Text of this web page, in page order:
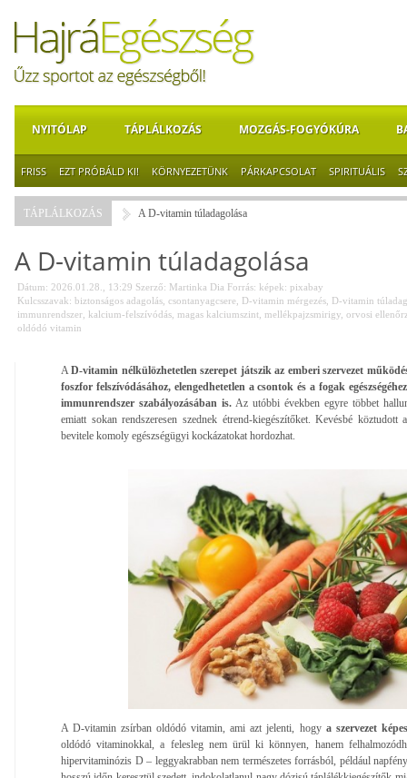
NYITÓLAP TÁPLÁLKOZÁS MOZGÁS-FOGYÓKÚRA
FRISS EZT PRÓBÁLD KI! KÖRNYEZETÜNK PÁRKAPCSOLAT SPIRITUÁLIS
TÁPLÁLKOZÁS A D-vitamin túladagolása
A D-vitamin túladagolása
Dátum: 2026.01.28., 13:29 Szerző: Martinka Dia Forrás: képek: pixabay
Kulcsszavak: biztonságos adagolás csontanyagcsere D-vitamin mérgezés D-vitamin
immunrendszer kalcium-felszívódás magas kalciumszint mellékpajzsmirigy orvosi
oldódó vitamin
AD-vitamin nélkülözhetetlen szerepet játszik az emberi szervezet
foszfor felszívódásához, elengedhetetlen a csontok és a fogak
immunrendszer szabályozásában is. Az utóbbi években egyre többet
emiatt sokan rendszeresen szednek étrend-kiegészítőket. Kevésbé
bevitele komoly egészségügyi kockázatokat hordozhat.
A D-vitamin zsírban oldódó vitamin, ami azt jelenti, hogy a szervezet
oldódó vitaminokkal, a felesleg nem ürül ki könnyen, hanem
hipervitaminózis D – leggyakrabban nem természetes forrásból, például